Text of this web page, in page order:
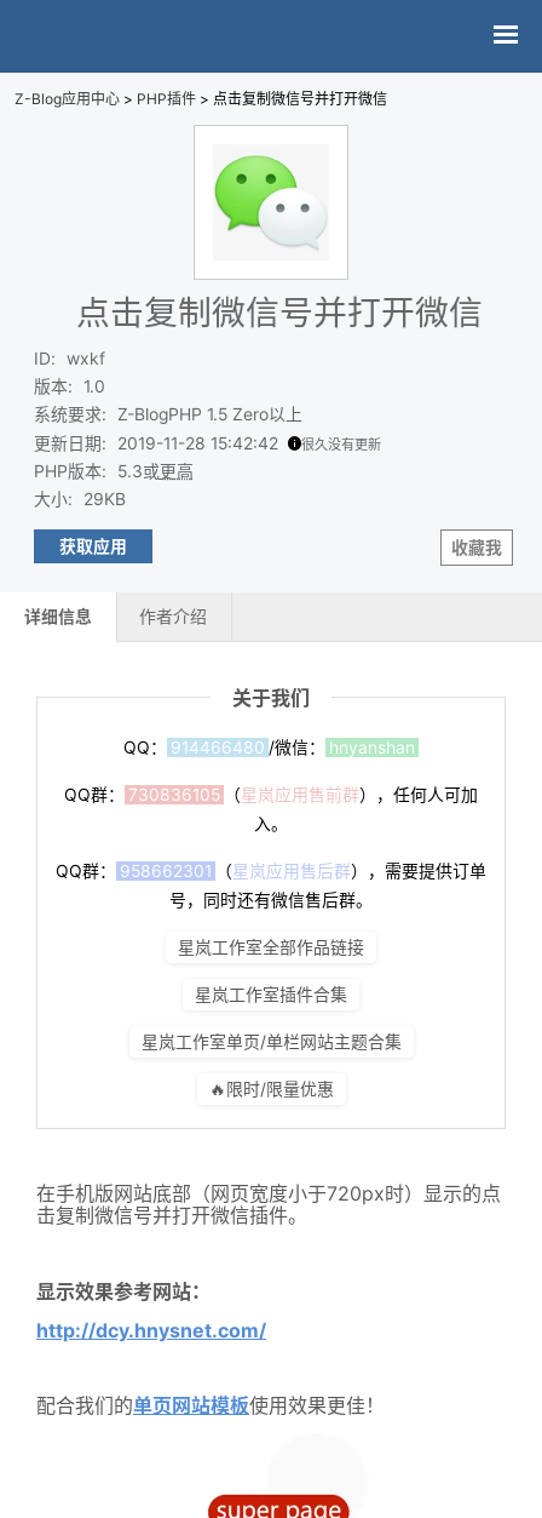
Z-Blog应用中心 > PHP插件 > 点击复制微信号并打开微信
点击复制微信号并打开微信
ID:
wxkf
版本:
1.0
系统要求:
Z-BlogPHP 1.5 Zero以上
更新日期: 2019-11-28 15:42:42 很久没有更新
PHP版本: 5.3或更高
大小: 29KB
收藏我
获取应用
详细信息 作者介绍
关于我们
QQ： 914466480 /微信： hnyanshan
QQ群： 730836105 （星岚应用售前群），任何人可加
入。
QQ群： 958662301 （星岚应用售后群），需要提供订单
号，同时还有微信售后群。
星岚工作室全部作品链接
星岚工作室插件合集
星岚工作室单页/单栏网站主题合集
🔥限时/限量优惠
在手机版网站底部（网页宽度小于720px时）显示的点
击复制微信号并打开微信插件。
显示效果参考网站：
http://dcy.hnysnet.com/
配合我们的单页网站模板使用效果更佳！